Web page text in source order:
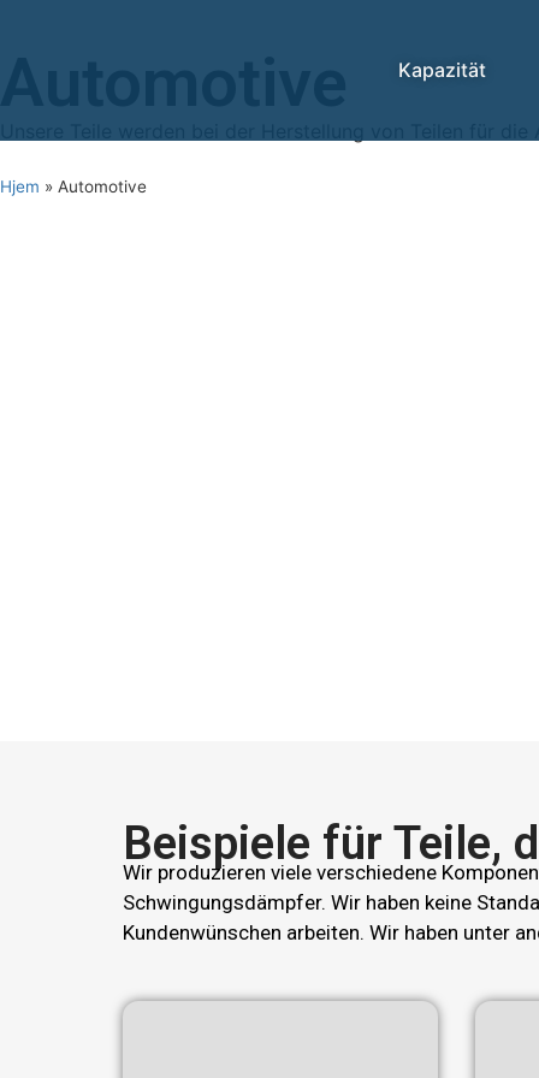
Kapazität
Hjem » Automotive
Beispiele für Teile,
Wir produzieren viele verschiedene
Schwingungsdämpfer. Wir haben keine
Kundenwünschen arbeiten. Wir haben unter